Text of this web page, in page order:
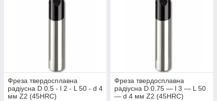
Фреза твердосплавна
радіусна D 0.5 - l 2 - L 50 - d 4
мм Z2 (45HRC)
Фреза твердосплавна
радіусна D 0.75 — l 3 — L 50
— d 4 мм Z2 (45HRC)